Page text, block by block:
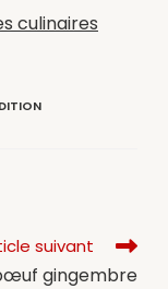
culinaires
suivant
gingembre